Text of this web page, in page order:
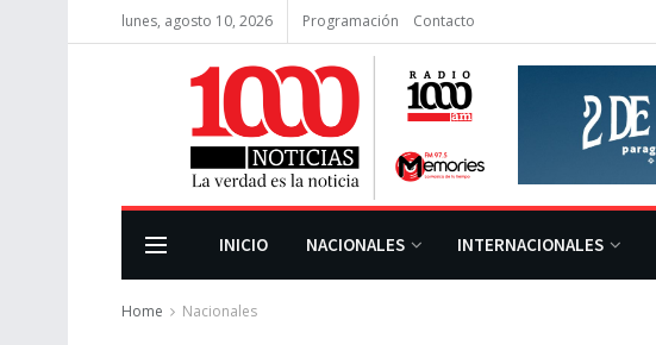
lunes, agosto 10, 2026 Programación Contacto
INICIO NACIONALES INTERNACIONALES
Home Nacionales